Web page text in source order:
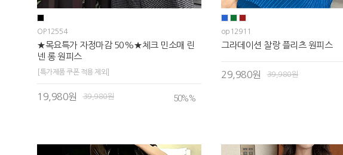
OP12554
★목요특가 자정마감 50%★체크 민소매 린
넨 롱 원피스
[특가제품 쿠폰 적용 제외]
19,980원 39,980원 50%%
op12911
그라데이션 찰랑 플리츠 원피스
29,980원 39,980원